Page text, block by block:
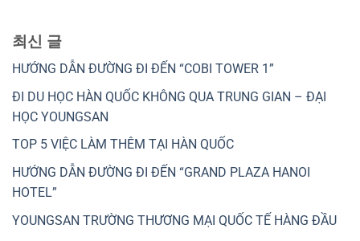
최신 글
HƯỚNG DẪN ĐƯỜNG ĐI ĐẾN “COBI TOWER 1”
ĐI DU HỌC HÀN QUỐC KHÔNG QUA TRUNG GIAN – ĐẠI
HỌC YOUNGSAN
TOP 5 VIỆC LÀM THÊM TẠI HÀN QUỐC
HƯỚNG DẪN ĐƯỜNG ĐI ĐẾN “GRAND PLAZA HANOI
HOTEL”
YOUNGSAN TRƯỜNG THƯƠNG MẠI QUỐC TẾ HÀNG ĐẦU